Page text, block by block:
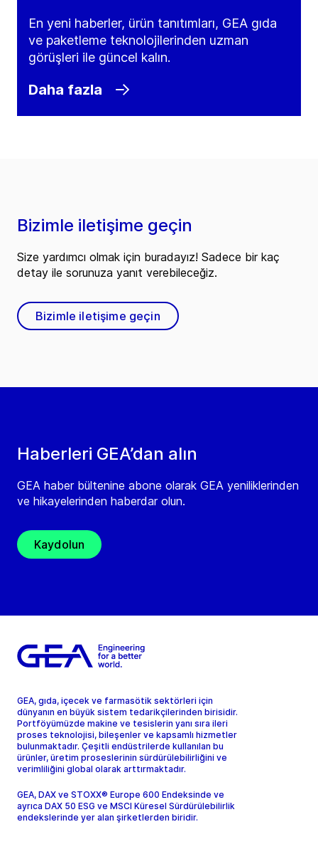
En yeni haberler, ürün tanıtımları, GEA gıda
ve paketleme teknolojilerinden uzman
görüşleri ile güncel kalın.
Daha fazla
Haberleri GEA’dan alın
GEA haber bültenine abone olarak GEA yeniliklerinden
ve hikayelerinden haberdar olun.
Kaydolun
Bizimle iletişime geçin
Size yardımcı olmak için buradayız! Sadece bir kaç
detay ile sorunuza yanıt verebileceğiz.
Bizimle iletişime geçin
GEA, gıda, içecek ve farmasötik sektörleri için
dünyanın en büyük sistem tedarikçilerinden birisidir.
Portföyümüzde makine ve tesislerin yanı sıra ileri
proses teknolojisi, bileşenler ve kapsamlı hizmetler
bulunmaktadır. Çeşitli endüstrilerde kullanılan bu
ürünler, üretim proseslerinin sürdürülebilirliğini ve
verimliliğini global olarak arttırmaktadır.
GEA, DAX ve STOXX® Europe 600 Endeksinde ve
ayrıca DAX 50 ESG ve MSCI Küresel Sürdürülebilirlik
endekslerinde yer alan şirketlerden biridir.